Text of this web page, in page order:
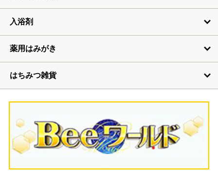
入浴剤
薬用はみがき
はちみつ雑貨